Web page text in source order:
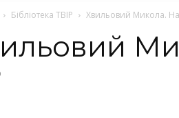
Бібліотека ТВІР Хвильовий Микола.